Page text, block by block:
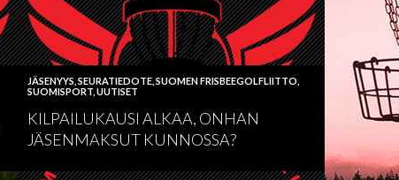
JÄSENYYS SEURATIEDOTE SUOMEN FRISBEEGOLFLIITTO
SUOMISPORT UUTISET
KILPAILUKAUSI ALKAA, ONHAN
JÄSENMAKSUT KUNNOSSA?